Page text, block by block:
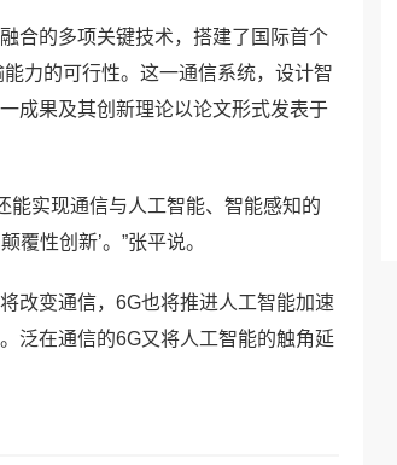
合的多项关键技术，搭建了国际首个
力的可行性。这一通信系统，设计智
成果及其创新理论以论文形式发表于
能实现通信与人工智能、智能感知的
覆性创新’。”张平说。
改变通信，6G也将推进人工智能加速
泛在通信的6G又将人工智能的触角延